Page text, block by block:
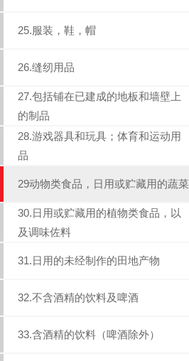
25.服装，鞋，帽
26.缝纫用品
27.包括铺在已建成的地板和墙壁上
的制品
28.游戏器具和玩具；体育和运动用
品
29动物类食品，日用或贮藏用的蔬菜
30.日用或贮藏用的植物类食品，以
及调味佐料
31.日用的未经制作的田地产物
32.不含酒精的饮料及啤酒
33.含酒精的饮料（啤酒除外）